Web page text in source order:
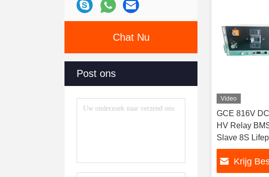
Chat Nu
Post ons
Video
GCE 816V
HV Relay
Slave 8S
Krijg